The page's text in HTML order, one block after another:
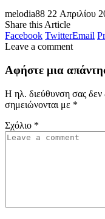
melodia88 22 Απριλίου
Share this Article
Facebook TwitterEmail
Leave a comment
Αφήστε μια
Η ηλ. διεύθυνση σας δεν
σημειώνονται με *
Σχόλιο *